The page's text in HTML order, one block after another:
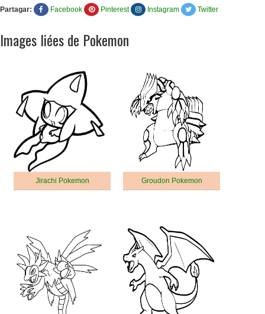
Partagar: Facebook Pinterest Instagram Twitter
Images liées de Pokemon
Jirachi Pokemon Groudon Pokemon